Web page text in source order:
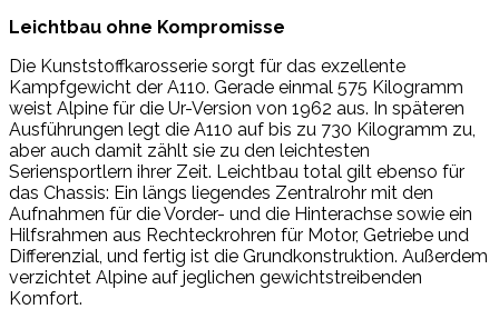
Leichtbau ohne Kompromisse
Die Kunststoffkarosserie sorgt für das exzellente
Kampfgewicht der A110. Gerade einmal 575 Kilogramm
weist Alpine für die Ur-Version von 1962 aus. In späteren
Ausführungen legt die A110 auf bis zu 730 Kilogramm zu,
aber auch damit zählt sie zu den leichtesten
Seriensportlern ihrer Zeit. Leichtbau total gilt ebenso für
das Chassis: Ein längs liegendes Zentralrohr mit den
Aufnahmen für die Vorder- und die Hinterachse sowie ein
Hilfsrahmen aus Rechteckrohren für Motor, Getriebe und
Differenzial, und fertig ist die Grundkonstruktion. Außerdem
verzichtet Alpine auf jeglichen gewichtstreibenden
Komfort.